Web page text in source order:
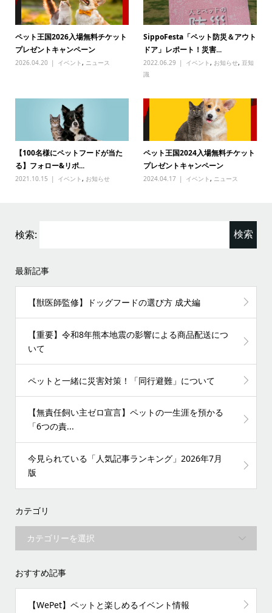
ペット王国2026入場無料チケット
プレゼントキャンペーン
2026.04.20 イベント, ニュース
SippoFesta「ペット防災＆アウト
ドア」レポート！災害...
2022.06.29 イベント, お知らせ, 豆知
識
【100名様にペットフードが当た
る】フォロー&リポ...
2021.10.15 イベント, お知らせ
ペット王国2024入場無料チケット
プレゼントキャンペーン
2024.04.17 イベント, ニュース
検索:
最新記事
【獣医師監修】ドッグフードの選び方 成犬編
【重要】令和8年熊本地震の影響による商品配送につ
いて
ペットと一緒に災害対策！「同行避難」について
【無責任飼い主ゼロ宣言】ペットの一生涯を預かる
「6つの責...
今見られている「人気記事ランキング」2026年7月
版
カテゴリ
おすすめ記事
【WePet】ペットと楽しめるイベント情報